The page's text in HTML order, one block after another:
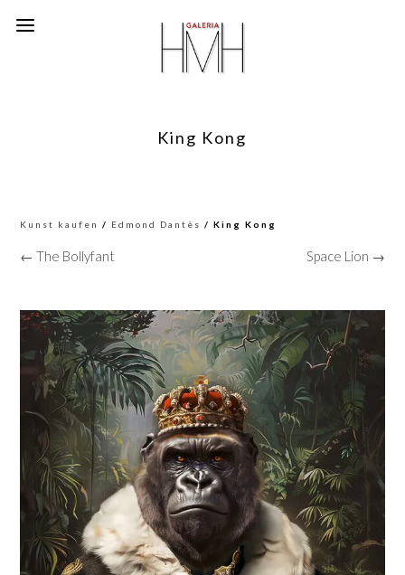
King Kong
Kunst kaufen / Edmond Dantès / King Kong
← The Bollyfant Space Lion →